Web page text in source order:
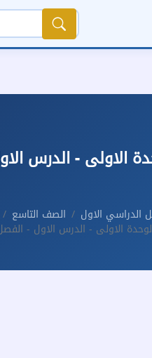
الاولى - الدرس
الدراسي الاول الصف التاسع
الاولى - الدرس الاول -